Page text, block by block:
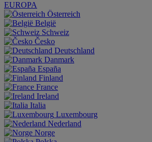
EUROPA
Österreich
België
Schweiz
Česko
Deutschland
Danmark
España
Finland
France
Ireland
Italia
Luxembourg
Nederland
Norge